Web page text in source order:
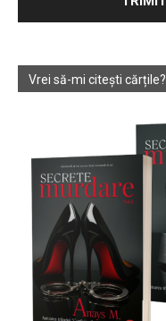
Vrei să-mi citești cărțile?